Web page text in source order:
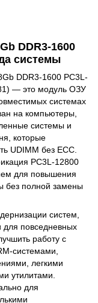
DDR3-1600
системы
DDR3-1600 PC3L-
— это модуль ОЗУ
системах
на компьютеры,
системы и
которые
UDIMM без ECC.
PC3L-12800
для повышения
без полной замены
систем,
для повседневных
работу с
системами,
легкими
утилитами.
для